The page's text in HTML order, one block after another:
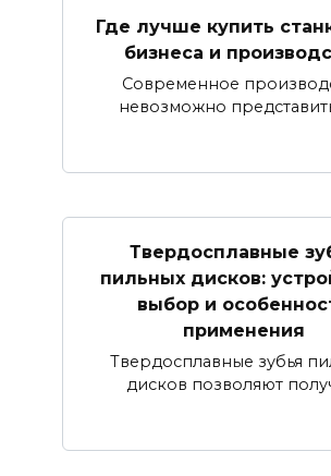
Где лучше купить
бизнеса и
Современное
невозможно
Твердосплавные
пильных дисков:
выбор и
применения
Твердосплавные зубья
дисков позволяют